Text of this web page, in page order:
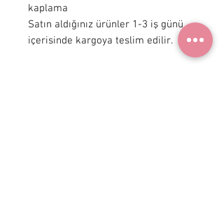
kaplama
Satın aldığınız ürünler 1-3 iş günü
içerisinde kargoya teslim edilir.